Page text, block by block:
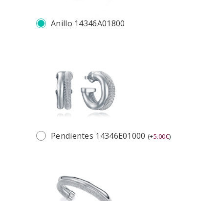
Anillo 14346A01800
Pendientes 14346E01000 (+5.00€)